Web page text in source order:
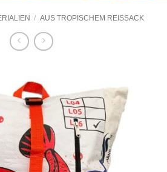
/ AUS TROPISCHEM REISSACK